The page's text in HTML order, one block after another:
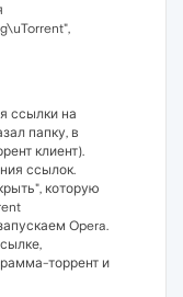
ссылки на
папку, в
клиент).
ссылок.
которую
Opera.
торрент и